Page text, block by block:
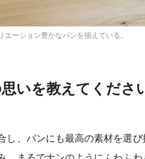
ーション豊かなパンを揃えている。
いを教えてくださ
し、パンにも最高の素材を選